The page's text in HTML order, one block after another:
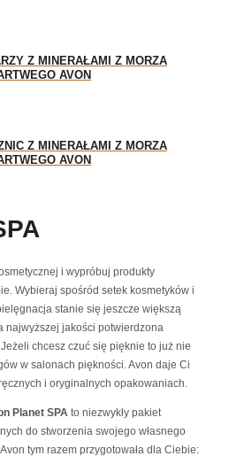
Z MINERAŁAMI Z MORZA
AVON
Z MINERAŁAMI Z MORZA
AVON
i wypróbuj produkty
Wybieraj spośród setek kosmetyków i
stanie się jeszcze większą
najwyższej jakości potwierdzona
chcesz czuć się pięknie to już nie
w salonach piękności. Avon daje Ci
i oryginalnych opakowaniach.
Planet SPA to niezwykły pakiet
do stworzenia swojego własnego
tym razem przygotowała dla Ciebie: